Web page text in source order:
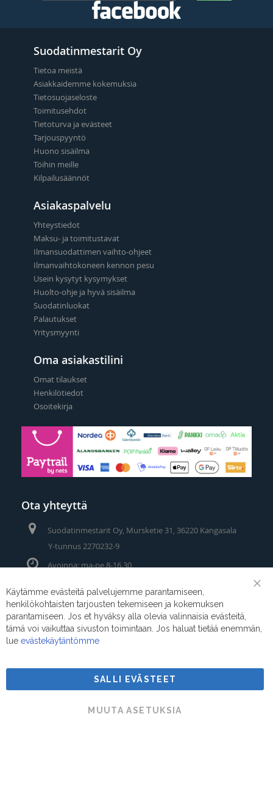
Suodatinmestarit Oy
Tietoa meistä
Asiakkaidemme kokemuksia
Tietosuojaseloste
Toimitusehdot
Tietoturva ja evästeet
Tarjouspyyntö
Huono sisäilma
Töihin meille
Kilpailusäännöt
Asiakaspalvelu
Yhteystiedot
Maksu- ja toimitustavat
Ilmansuodattimen vaihto-ohjeet
Ilmanvaihtokoneen kennon pesu
Usein kysytyt kysymykset
Huolto-ohje ja hyvä sisäilma
Suodatinluokat
Palautukset
Yritysmyynti
Oma asiakastilini
Omat tilaukset
Henkilötiedot
Osoitekirja
Ota yhteyttä
Suodatinmestarit Oy, Mursketie 31, 36220 Kangasala
Y-tunnus 2270232-9
Avoinna: ma-pe 8-16.30
Puhelin/Whatsapp:
Sähköposti:myynti@suodatinmestarit.fi
Suodatinmestarit © 2026
Käytämme evästeitä palvelujemme parantamiseen,
henkilökohtaisten tarjousten tekemiseen ja kokemuksen
parantamiseen. Jos et hyväksy alla olevia valinnaisia evästeitä,
tämä voi vaikuttaa sivuston toimintaan. Jos haluat tietää enemmän,
lue evästekäytäntömme
SALLI EVÄSTEET
MUUTA ASETUKSIA